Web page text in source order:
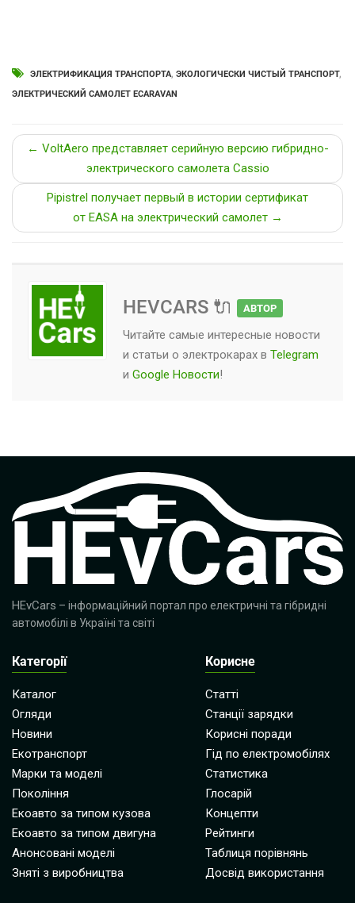
ЭЛЕКТРИФИКАЦИЯ ТРАНСПОРТА, ЭКОЛОГИЧЕСКИ ЧИСТЫЙ ТРАНСПОРТ,
ЭЛЕКТРИЧЕСКИЙ САМОЛЕТ ECARAVAN
← VoltAero представляет серийную версию гибридно-
электрического самолета Cassio
Pipistrel получает первый в истории сертификат
от EASA на электрический самолет →
HEVCARS 🔌 АВТОР
Читайте самые интересные новости
и статьи о электрокарах в Telegram
и Google Новости!
HEvCars – інформаційний портал про електричні та гібридні
автомобілі в Україні та світі
Категорії
Каталог
Огляди
Новини
Екотранспорт
Марки та моделі
Покоління
Екоавто за типом кузова
Екоавто за типом двигуна
Анонсовані моделі
Зняті з виробництва
Корисне
Статті
Станції зарядки
Корисні поради
Гід по електромобілях
Статистика
Глосарій
Концепти
Рейтинги
Таблиця порівнянь
Досвід використання